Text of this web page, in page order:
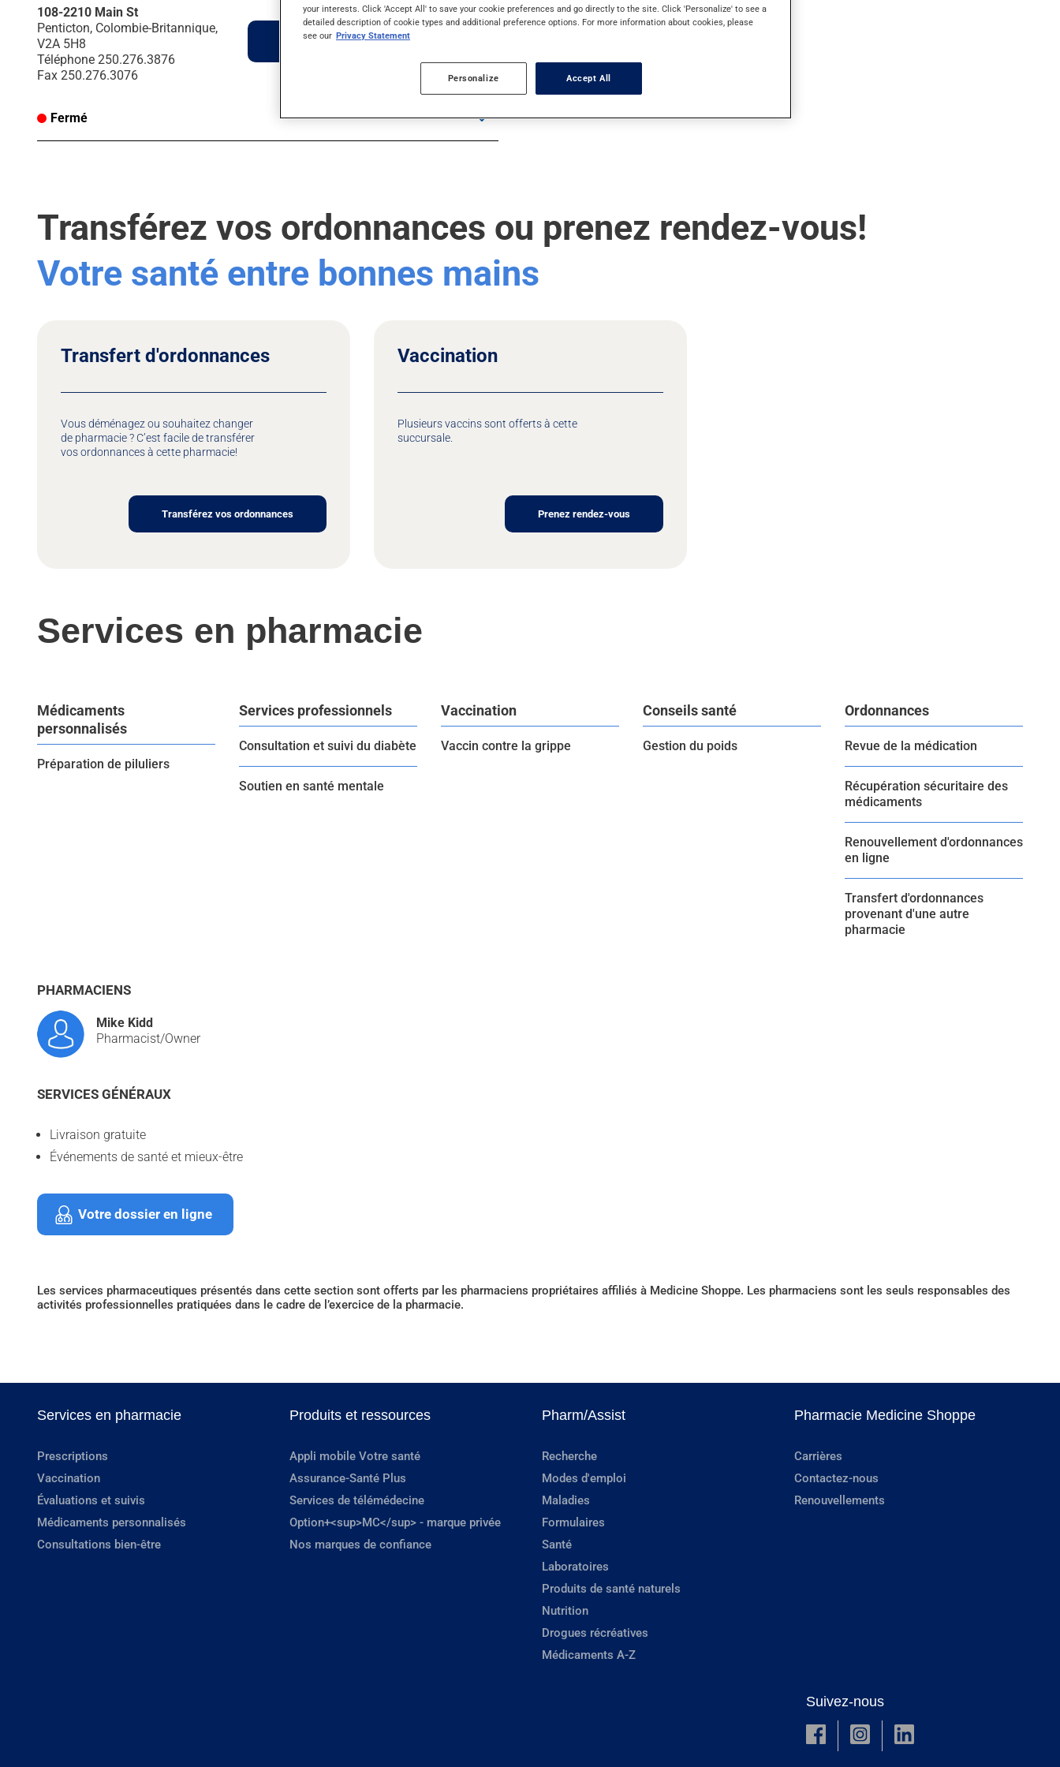
108-2210 Main St
Penticton, Colombie-Britannique,
V2A 5H8
Téléphone 250.276.3876
Fax 250.276.3076
Itinéraire
Fermé
Transférez vos ordonnances ou prenez rendez-vous!
Votre santé entre bonnes mains
Transfert d'ordonnances
Vous déménagez ou souhaitez changer
de pharmacie ? C’est facile de transférer
vos ordonnances à cette pharmacie!
Transférez vos ordonnances
Vaccination
Plusieurs vaccins sont offerts à cette
succursale.
Prenez rendez-vous
Services en pharmacie
Médicaments
personnalisés
Préparation de piluliers
Services professionnels
Consultation et suivi du diabète
Soutien en santé mentale
Vaccination
Vaccin contre la grippe
Conseils santé
Gestion du poids
Ordonnances
Revue de la médication
Récupération sécuritaire des
médicaments
Renouvellement d'ordonnances
en ligne
Transfert d'ordonnances
provenant d'une autre
pharmacie
PHARMACIENS
Mike Kidd
Pharmacist/Owner
SERVICES GÉNÉRAUX
Livraison gratuite
Événements de santé et mieux-être
Votre dossier en ligne
Les services pharmaceutiques présentés dans cette section sont offerts par les pharmaciens propriétaires affiliés à Medicine Shoppe. Les pharmaciens sont les seuls responsables des
activités professionnelles pratiquées dans le cadre de l’exercice de la pharmacie.
Services en pharmacie
Prescriptions
Vaccination
Évaluations et suivis
Médicaments personnalisés
Consultations bien-être
Produits et ressources
Appli mobile Votre santé
Assurance-Santé Plus
Services de télémédecine
Option+<sup>MC</sup> - marque privée
Nos marques de confiance
Pharm/Assist
Recherche
Modes d'emploi
Maladies
Formulaires
Santé
Laboratoires
Produits de santé naturels
Nutrition
Drogues récréatives
Médicaments A-Z
Pharmacie Medicine Shoppe
Carrières
Contactez-nous
Renouvellements
Suivez-nous
your interests. Click 'Accept All' to save your cookie preferences and go directly to the site. Click 'Personalize' to see a
detailed description of cookie types and additional preference options. For more information about cookies, please
see our Privacy Statement
Personalize Accept All